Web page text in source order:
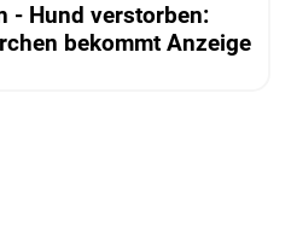
- Hund verstorben:
bekommt Anzeige